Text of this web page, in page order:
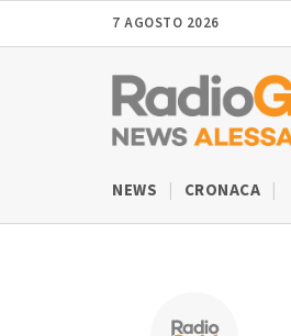
7 AGOSTO 2026
NEWS CRONACA